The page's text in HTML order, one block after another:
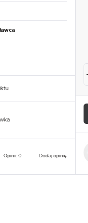
Opinii: 0 Dodaj opinię